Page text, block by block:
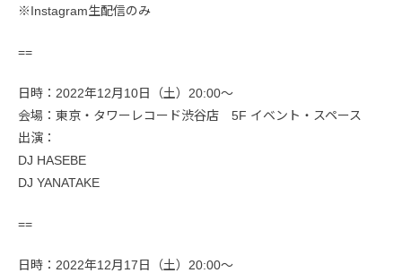
※Instagram生配信のみ
==
日時：2022年12月10日（土）20:00〜
会場：東京・タワーレコード渋谷店 5F イベント・スペース
出演：
DJ HASEBE
DJ YANATAKE
==
日時：2022年12月17日（土）20:00〜